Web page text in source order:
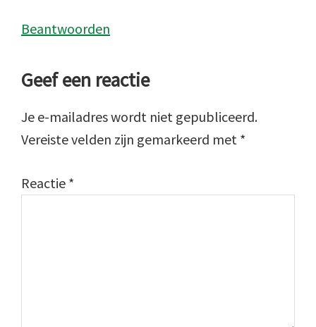
Beantwoorden
Geef een reactie
Je e-mailadres wordt niet gepubliceerd.
Vereiste velden zijn gemarkeerd met *
Reactie *